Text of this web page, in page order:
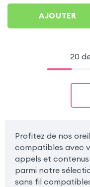
AJOUTER
20
Profitez de nos
compatibles avec
appels et contenus
parmi notre
sans fil